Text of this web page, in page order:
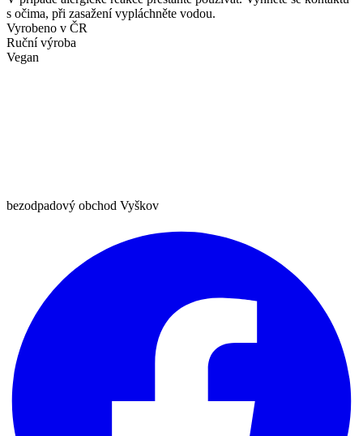
s očima, při zasažení vypláchněte vodou.
Vyrobeno v ČR
Ruční výroba
Vegan
bezodpadový obchod Vyškov